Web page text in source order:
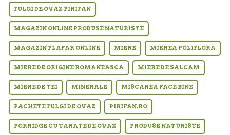
FULGI DE OVAZ PIRIFAN
MAGAZIN ONLINE PRODUSE NATURISTE
MAGAZIN PLAFAR ONLINE MIERE MIEREA POLIFLORA
MIERE DE ORIGINE ROMANEASCA MIERE DE SALCAM
MIERE DE TEI MINERALE MISCAREA FACE BINE
PACHETE FULGI DE OVAZ PIRIFAN.RO
PORRIDGE CU TARATE DE OVAZ PRODUSE NATURISTE